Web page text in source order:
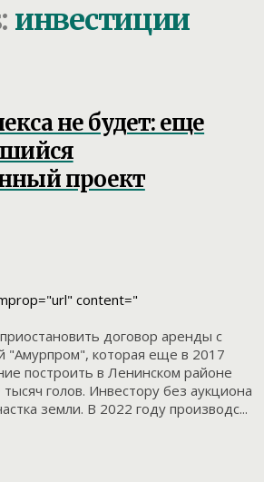
инвестиции
не будет: еще
проект
content="
договор аренды с
"Амурпром", которая еще в 2017
построить в Ленинском районе
голов. Инвестору без аукциона
земли. В 2022 году производс...